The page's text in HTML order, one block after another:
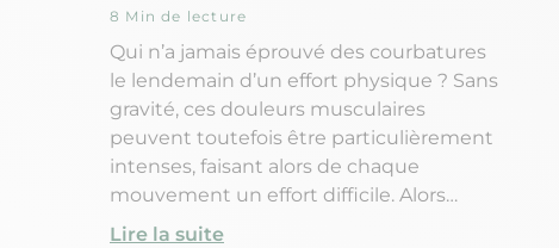
8 Min de lecture
Qui n’a jamais éprouvé des courbatures
le lendemain d’un effort physique ? Sans
gravité, ces douleurs musculaires
peuvent toutefois être particulièrement
intenses, faisant alors de chaque
mouvement un effort difficile. Alors
qu’est-ce qu’une courbature exactement
Lire la suite